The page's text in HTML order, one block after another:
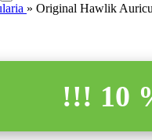
» Original Hawlik
!!! 10